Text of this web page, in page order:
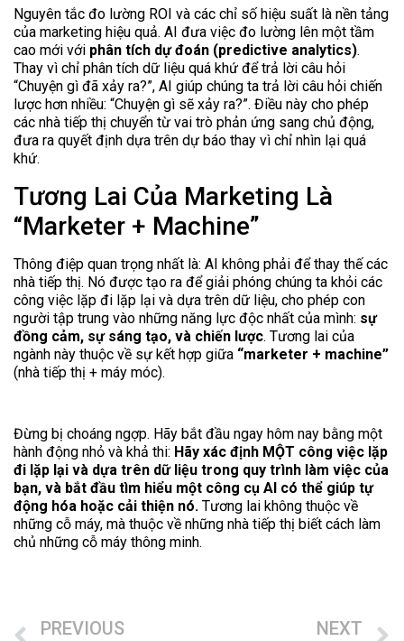
Nguyên tắc đo lường ROI và các chỉ số hiệu suất là nền tảng
của marketing hiệu quả. AI đưa việc đo lường lên một tầm
cao mới với phân tích dự đoán (predictive analytics).
Thay vì chỉ phân tích dữ liệu quá khứ để trả lời câu hỏi
“Chuyện gì đã xảy ra?”, AI giúp chúng ta trả lời câu hỏi chiến
lược hơn nhiều: “Chuyện gì sẽ xảy ra?”. Điều này cho phép
các nhà tiếp thị chuyển từ vai trò phản ứng sang chủ động,
đưa ra quyết định dựa trên dự báo thay vì chỉ nhìn lại quá
khứ.
Tương Lai Của Marketing Là
“Marketer + Machine”
Thông điệp quan trọng nhất là: AI không phải để thay thế các
nhà tiếp thị. Nó được tạo ra để giải phóng chúng ta khỏi các
công việc lặp đi lặp lại và dựa trên dữ liệu, cho phép con
người tập trung vào những năng lực độc nhất của mình: sự
đồng cảm, sự sáng tạo, và chiến lược. Tương lai của
ngành này thuộc về sự kết hợp giữa “marketer + machine”
(nhà tiếp thị + máy móc).
Đừng bị choáng ngợp. Hãy bắt đầu ngay hôm nay bằng một
hành động nhỏ và khả thi: Hãy xác định MỘT công việc lặp
đi lặp lại và dựa trên dữ liệu trong quy trình làm việc của
bạn, và bắt đầu tìm hiểu một công cụ AI có thể giúp tự
động hóa hoặc cải thiện nó. Tương lai không thuộc về
những cỗ máy, mà thuộc về những nhà tiếp thị biết cách làm
chủ những cỗ máy thông minh.
PREVIOUS NEXT